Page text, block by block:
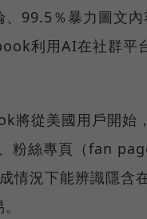
99.5％暴力圖文
利用AI在社群平
將從美國用戶開始
粉絲專頁（fan
情況下能辨識隱含